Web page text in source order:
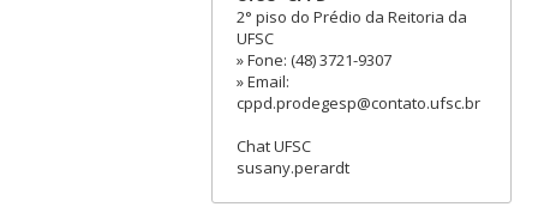
2° piso do Prédio da Reitoria da
UFSC
» Fone: (48) 3721-9307
» Email:
cppd.prodegesp@contato.ufsc.br
Chat UFSC
susany.perardt